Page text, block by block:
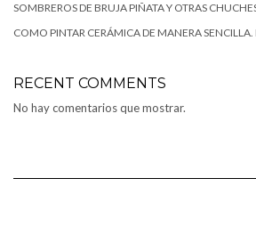
SOMBREROS DE BRUJA PIÑATA Y OTRAS
COMO PINTAR CERÁMICA DE MANERA SENCILLA.
RECENT COMMENTS
No hay comentarios que mostrar.